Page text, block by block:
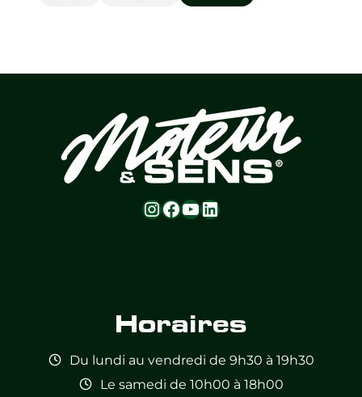
Instagram
Facebook
YouTube
LinkedIn
Horaires
Du lundi au vendredi de 9h30 à 19h30
Le samedi de 10h00 à 18h00